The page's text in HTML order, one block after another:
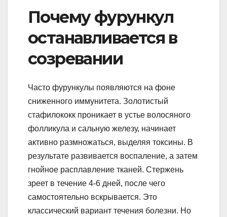
Почему фурункул
останавливается в
созревании
Часто фурункулы появляются на фоне
сниженного иммунитета. Золотистый
стафилококк проникает в устье волосяного
фолликула и сальную железу, начинает
активно размножаться, выделяя токсины. В
результате развивается воспаление, а затем
гнойное расплавление тканей. Стержень
зреет в течение 4-6 дней, после чего
самостоятельно вскрывается. Это
классический вариант течения болезни. Но